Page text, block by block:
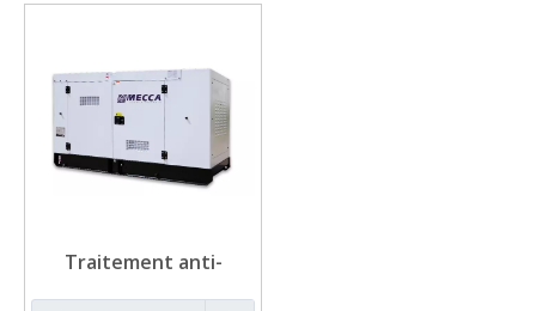
Traitement anti-
corrosion étanche.